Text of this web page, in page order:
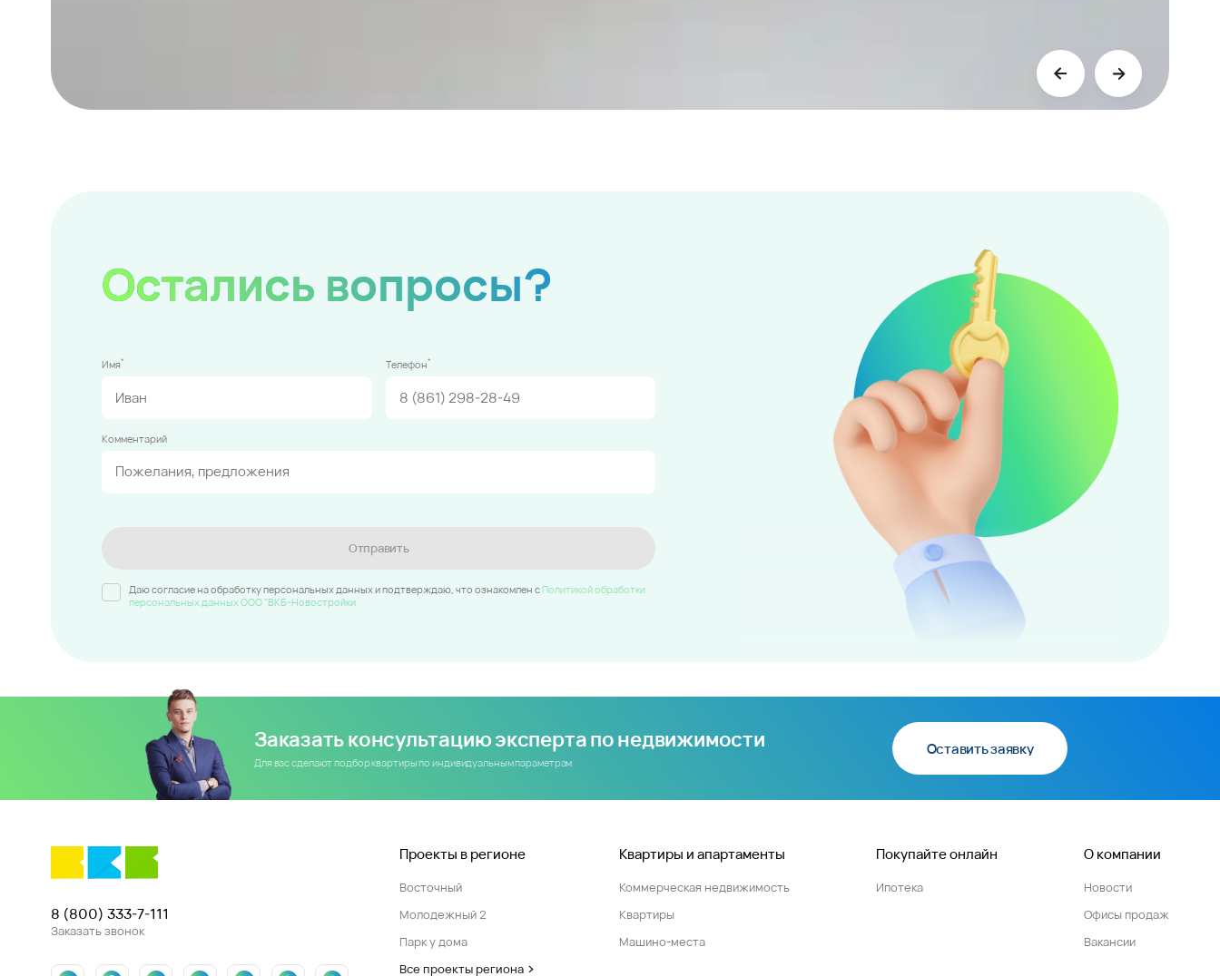
Остались вопросы?
Имя* Телефон*
Комментарий
Отправить
Даю согласие на обработку персональных данных и подтверждаю, что ознакомлен c Политикой обработки
персональных данных ООО "ВКБ-Новостройки
Заказать консультацию эксперта по недвижимости
Для вас сделают подбор квартиры по индивидуальным параметрам
Оставить заявку
8 (800) 333-7-111
Заказать звонок
Проекты в регионе
Восточный
Молодежный 2
Парк у дома
Все проекты региона
Квартиры и апартаменты
Коммерческая недвижимость
Квартиры
Машино-места
Покупайте онлайн
Ипотека
О компании
Новости
Офисы продаж
Вакансии